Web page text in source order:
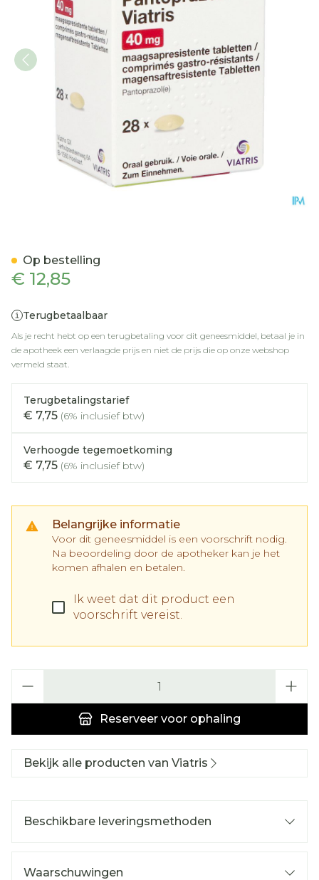
€ 12,85
Terugbetaalbaar
Als je recht hebt op een terugbetaling voor dit geneesmiddel, betaal je in
de apotheek een verlaagde prijs en niet de prijs die op onze webshop
vermeld staat.
Terugbetalingstarief
€ 7,75 (6% inclusief btw)
Verhoogde tegemoetkoming
€ 7,75 (6% inclusief btw)
Belangrijke informatie
Voor dit geneesmiddel is een voorschrift nodig.
Na beoordeling door de apotheker kan je het
komen afhalen en betalen.
Ik weet dat dit product een
voorschrift vereist.
Reserveer voor ophaling
Op bestelling
Bekijk alle producten van Viatris
Beschikbare leveringsmethoden
Waarschuwingen